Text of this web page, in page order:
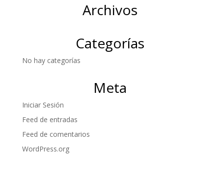
Archivos
Categorías
No hay categorías
Meta
Iniciar Sesión
Feed de entradas
Feed de comentarios
WordPress.org